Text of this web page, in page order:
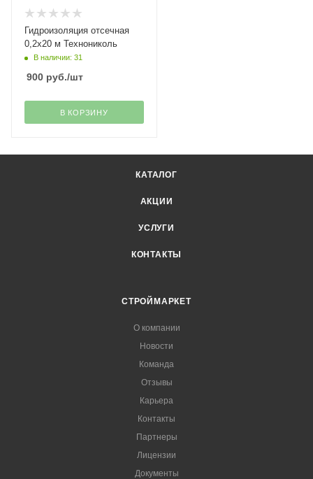
Гидроизоляция отсечная
0,2х20 м Технониколь
В наличии: 31
900 руб./шт
В КОРЗИНУ
КАТАЛОГ
АКЦИИ
УСЛУГИ
КОНТАКТЫ
СТРОЙМАРКЕТ
О компании
Новости
Команда
Отзывы
Карьера
Контакты
Партнеры
Лицензии
Документы